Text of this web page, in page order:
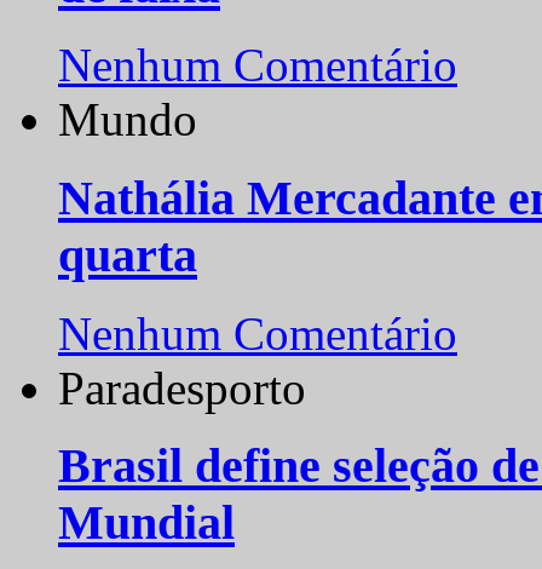
Nenhum Comentário
Mundo
Nathália Mercadante
quarta
Nenhum Comentário
Paradesporto
Brasil define seleção
Mundial